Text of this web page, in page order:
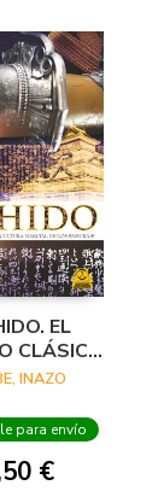
EL
CLÁSICO
INAZO
para envío
€